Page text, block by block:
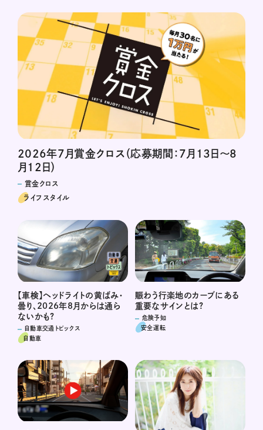
2026年7月賞金クロス（応募期間：7月13日～8
月12日）
賞金クロス
ライフスタイル
【車検】ヘッドライトの黄ばみ・
曇り、2026年8月からは通ら
ないかも?
自動車交通トピックス
自動車
賑わう行楽地のカーブにある
重要なサインとは?
危険予知
安全運転